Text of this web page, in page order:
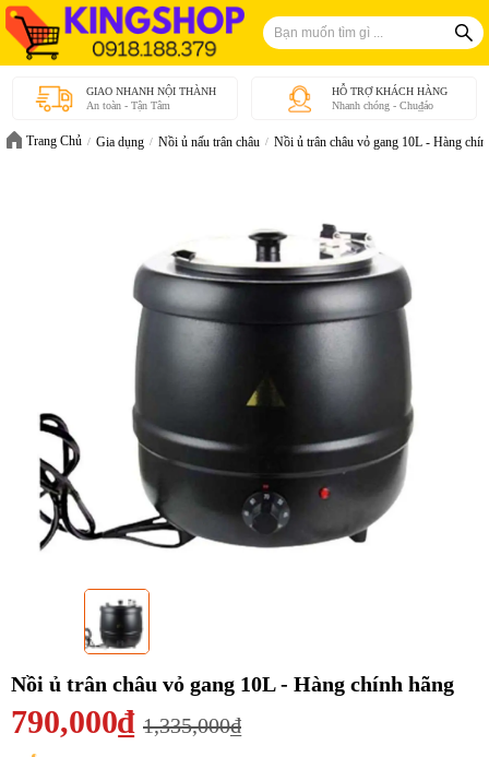
GIAO NHANH NỘI THÀNH
An toàn - Tận Tâm
HỖ TRỢ KHÁCH HÀNG
Nhanh chóng - Chu₫áo
Trang Chủ Gia dụng Nồi ủ nấu trân châu Nồi ủ trân châu vỏ gang 10L - Hàng
Nồi ủ trân châu vỏ gang 10L - Hàng chính hãng
790,000₫ 1,335,000₫